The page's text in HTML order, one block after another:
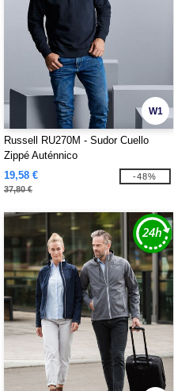
W1
Russell RU270M - Sudor Cuello
Zippé Auténnico
19,58 €
37,80 €
-48%